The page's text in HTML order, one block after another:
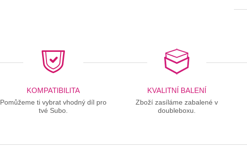
KOMPATIBILITA
Pomůžeme ti vybrat vhodný díl pro
tvé Subo.
KVALITNÍ BALENÍ
Zboží zasíláme zabalené v
doubleboxu.